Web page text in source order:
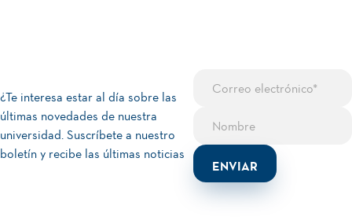
¿Te interesa estar al día sobre las
últimas novedades de nuestra
universidad. Suscríbete a nuestro
boletín y recibe las últimas noticias